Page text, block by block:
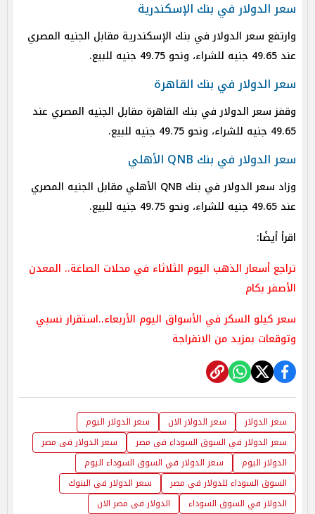
سعر الدولار في بنك الإسكندرية
وارتفع سعر الدولار في بنك الإسكندرية مقابل الجنيه المصري
عند 49.65 جنيه للشراء، ونحو 49.75 جنيه للبيع.
سعر الدولار في بنك القاهرة
وقفز سعر الدولار في بنك القاهرة مقابل الجنيه المصري عند
49.65 جنيه للشراء، ونحو 49.75 جنيه للبيع.
سعر الدولار في بنك QNB الأهلي
وزاد سعر الدولار في بنك QNB الأهلي مقابل الجنيه المصري
عند 49.65 جنيه للشراء، ونحو 49.75 جنيه للبيع.
اقرأ أيضًا:
تراجع أسعار الذهب اليوم الثلاثاء في محلات الصاغة.. المعدن
الأصفر بكام
سعر كيلو السكر في الأسواق اليوم الأربعاء..استقرار نسبي
وتوقعات بمزيد من الانفراجة
سعر الدولار سعر الدولار الان
سعر الدولار اليوم
سعر الدولار في السوق السوداء في مصر
سعر الدولار فى مصر
الدولار اليوم
سعر الدولار في السوق السوداء اليوم
السوق السوداء للدولار في مصر
سعر الدولار في البنوك
الدولار في السوق السوداء
الدولار فى مصر الان